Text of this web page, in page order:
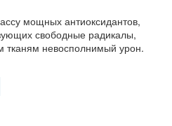
мощных антиоксидантов,
свободные радикалы,
тканям невосполнимый урон.